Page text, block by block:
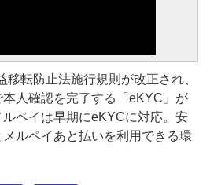
移転防止法施行規則が改正され、
人確認を完了する「eKYC」が
ペイは早期にeKYCに対応。安
ルペイあと払いを利用できる環